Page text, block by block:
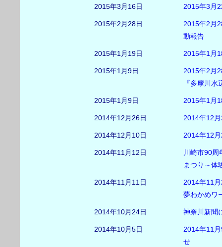
2015年3月16日 2015年3月
2015年2月28日
2015年2月
動報告
2015年1月19日 2015年1月
2015年1月9日
2015年2月
『多摩川
2015年1月9日 2015年1月
2014年12月26日 2014年12
2014年12月10日 2014年12
2014年11月12日
川崎市90
まつり～体
2014年11月11日
2014年11
夢わかめワ
2014年10月24日 神奈川新聞
2014年10月5日
2014年11
せ